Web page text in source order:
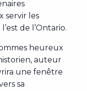
servir les
de l’Ontario.
heureux
auteur
une fenêtre
sa